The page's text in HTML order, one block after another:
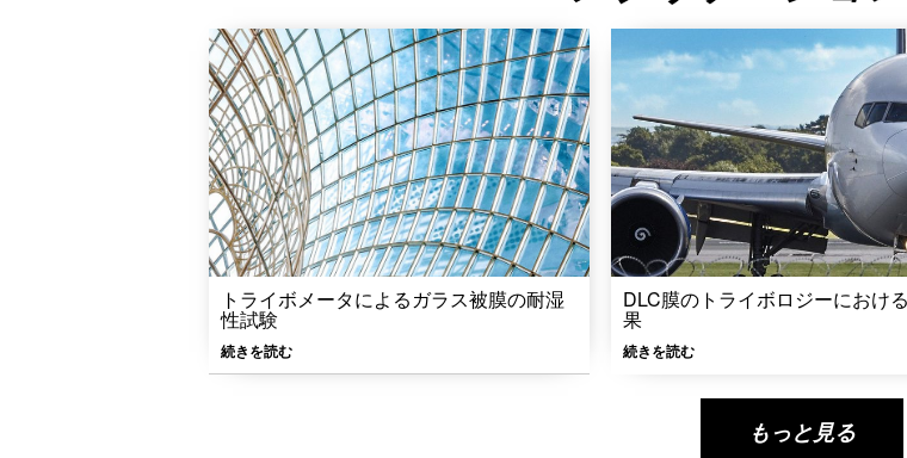
トライボメータによるガラス被膜の耐湿
性試験
続きを読む
DLC膜のトライボロジーにおけ
果
続きを読む
もっと見る